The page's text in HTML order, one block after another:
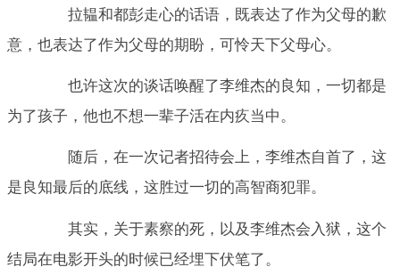
拉韫和都彭走心的话语，既表达了作为父母的歉
意，也表达了作为父母的期盼，可怜天下父母心。
也许这次的谈话唤醒了李维杰的良知，一切都是
为了孩子，他也不想一辈子活在内疚当中。
随后，在一次记者招待会上，李维杰自首了，这
是良知最后的底线，这胜过一切的高智商犯罪。
其实，关于素察的死，以及李维杰会入狱，这个
结局在电影开头的时候已经埋下伏笔了。